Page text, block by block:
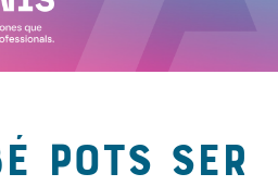
POTS SER